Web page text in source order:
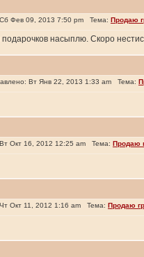
Фев 09, 2013 7:50 pm Тема: Продаю
насыплю. Скоро
Вт Янв 22, 2013 1:33 am Тема:
Окт 16, 2012 12:25 am Тема: Продаю
Окт 11, 2012 1:16 am Тема: Продаю